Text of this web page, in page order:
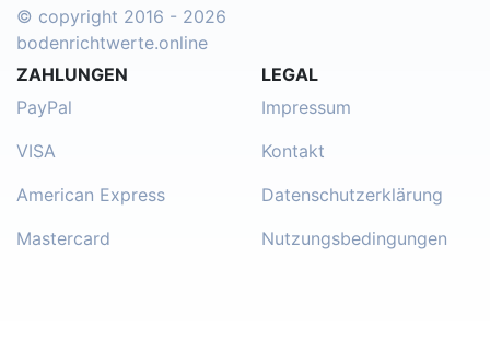
© copyright 2016 - 2026
bodenrichtwerte.online
ZAHLUNGEN
PayPal
VISA
American Express
Mastercard
LEGAL
Impressum
Kontakt
Datenschutzerklärung
Nutzungsbedingungen